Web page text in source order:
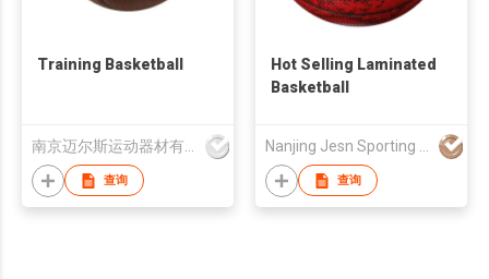
Training Basketball
南京迈尔斯运动器材有限公司
查询
Hot Selling Laminated
Basketball
Nanjing Jesn Sporting Goods Co., Ltd
查询